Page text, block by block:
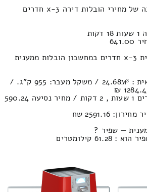
כמה עולה פירוק והרכבה של מחירי הובלות דירה 3-x חדרים
כמה עולה לעבור של בית 3-x חדרים במחשבון הובלות ממענית
נפח חפצים במשאית : 24.68м³ / משקל מעבר: 955 ק”ג. /
זמן נסיעה בין ערים 1 שעות , 2 דקות / מחיר נסיעה 590.24
2591.16 שח
— שפיר ?
קילומטרים